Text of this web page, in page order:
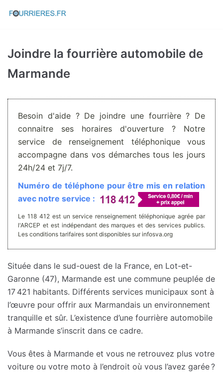
Aller
Joindre la fourrière automobile de
Marmande
Besoin d'aide ? De joindre une fourrière ? De
connaitre ses horaires d'ouverture ? Notre
service de renseignement téléphonique vous
accompagne dans vos démarches tous les jours
24h/24 et 7j/7.
Numéro de téléphone pour être mis en relation
avec notre service :
Le 118 412 est un service renseignement téléphonique agrée par
l'ARCEP et est indépendant des marques et des services publics.
Les conditions tarifaires sont disponibles sur infosva.org
Située dans le sud-ouest de la France, en Lot-et-
Garonne (47), Marmande est une commune peuplée de
17 421 habitants. Différents services municipaux sont à
l’œuvre pour offrir aux Marmandais un environnement
tranquille et sûr. L’existence d’une fourrière automobile
à Marmande s’inscrit dans ce cadre.
Vous êtes à Marmande et vous ne retrouvez plus votre
voiture ou votre moto à l’endroit où vous l’avez garée ?